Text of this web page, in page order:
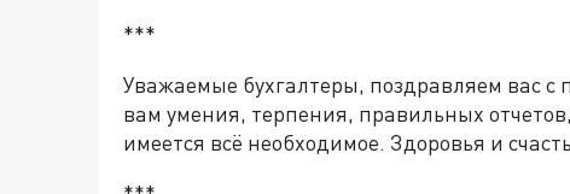
***
Уважаемые бухгалтеры, поздравляем вас
вам умения, терпения, правильных
имеется всё необходимое. Здоровья и